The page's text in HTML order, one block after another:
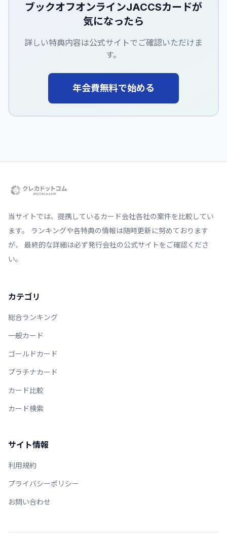
ブックオフオンラインJACCSカードが
気になったら
詳しい特典内容は公式サイトでご確認いただけま
す。
年会費無料で始める
当サイトでは、提携しているカード会社各社の案件を比較してい
ます。 ランキングや各特典の情報は随時更新に努めております
が、 最終的な詳細は必ず発行会社の公式サイトをご確認くださ
い。
カテゴリ
総合ランキング
一般カード
ゴールドカード
プラチナカード
カード比較
カード検索
サイト情報
利用規約
プライバシーポリシー
お問い合わせ